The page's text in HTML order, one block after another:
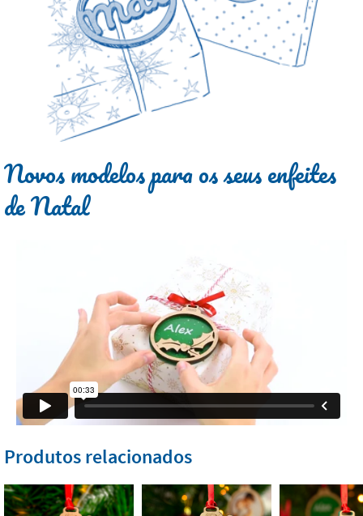
Novos modelos para os seus enfeites
de Natal
Produtos relacionados